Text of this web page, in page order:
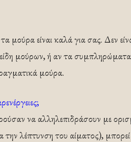
μούρα είναι καλά για σας. Δεν
μούρων, ή αν τα συμπληρώματα
μούρα.
να αλληλεπιδράσουν με
λέπτυνση του αίματος),